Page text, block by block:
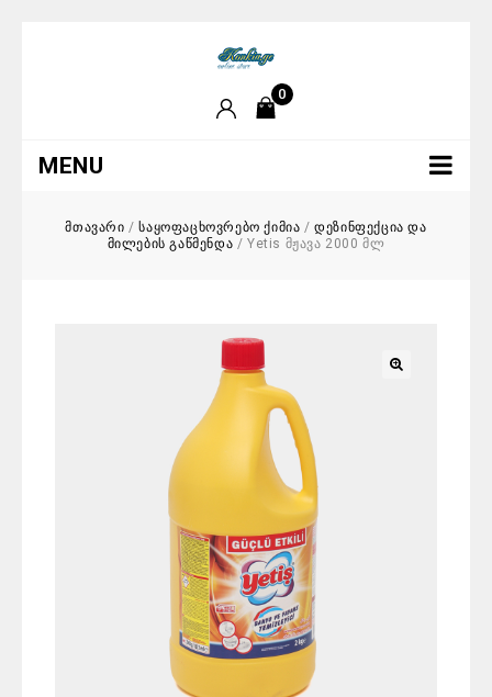
0
MENU
მთავარი /საყოფაცხოვრებო ქიმია /დეზინფექცია და
მილების გაწმენდა / Yetis მჟავა 2000 მლ